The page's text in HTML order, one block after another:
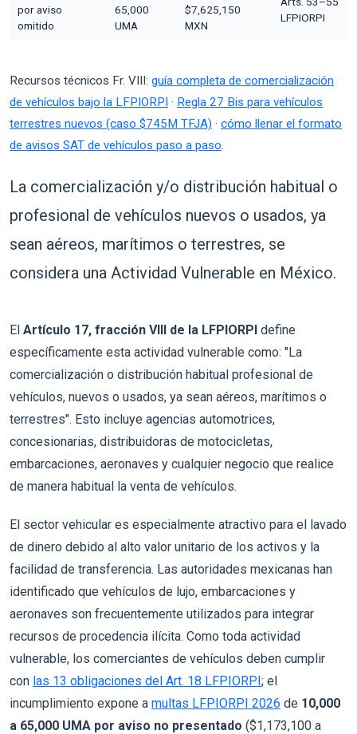
por aviso
omitido
65,000
UMA
$7,625,150
MXN
LFPIORPI
Recursos técnicos Fr. VIII: guía completa de comercialización
de vehículos bajo la LFPIORPI · Regla 27 Bis para vehículos
terrestres nuevos (caso $745M TFJA) · cómo llenar el formato
de avisos SAT de vehículos paso a paso
La comercialización y/o distribución habitual o
profesional de vehículos nuevos o usados, ya
sean aéreos, marítimos o terrestres, se
considera una Actividad Vulnerable en México.
El Artículo 17, fracción VIII de la LFPIORPI define
específicamente esta actividad vulnerable como: "La
comercialización o distribución habitual profesional de
vehículos, nuevos o usados, ya sean aéreos, marítimos o
terrestres". Esto incluye agencias automotrices,
concesionarias, distribuidoras de motocicletas,
embarcaciones, aeronaves y cualquier negocio que realice
de manera habitual la venta de vehículos.
El sector vehicular es especialmente atractivo para el lavado
de dinero debido al alto valor unitario de los activos y la
facilidad de transferencia. Las autoridades mexicanas han
identificado que vehículos de lujo, embarcaciones y
aeronaves son frecuentemente utilizados para integrar
recursos de procedencia ilícita. Como toda actividad
vulnerable, los comerciantes de vehículos deben cumplir
con las 13 obligaciones del Art. 18 LFPIORPI; el
incumplimiento expone a multas LFPIORPI 2026 de 10,000
a 65,000 UMA por aviso no presentado ($1,173,100 a